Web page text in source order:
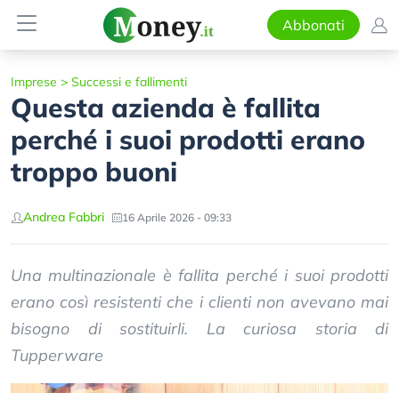
Abbonati
Imprese > Successi e fallimenti
Questa azienda è fallita
perché i suoi prodotti erano
troppo buoni
Andrea Fabbri 16 Aprile 2026 - 09:33
Una multinazionale è fallita perché i suoi prodotti
erano così resistenti che i clienti non avevano mai
bisogno di sostituirli. La curiosa storia di
Tupperware